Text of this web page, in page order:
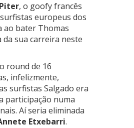
, o goofy francês
europeus dos
ao bater Thomas
sua carreira neste
round de 16
infelizmente,
surfistas Salgado era
participação numa
Aí seria eliminada
Etxebarri.